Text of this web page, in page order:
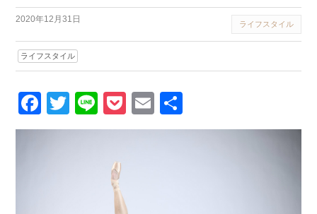
2020年12月31日 ライフスタイル
ライフスタイル
Facebook
Twitter
LinePocket
Email